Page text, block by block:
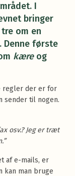
I
bringer
om en
Denne første
kæreog
regler der er for
sender til nogen.
osv.? Jeg er træt
af e-mails, er
kan man bruge